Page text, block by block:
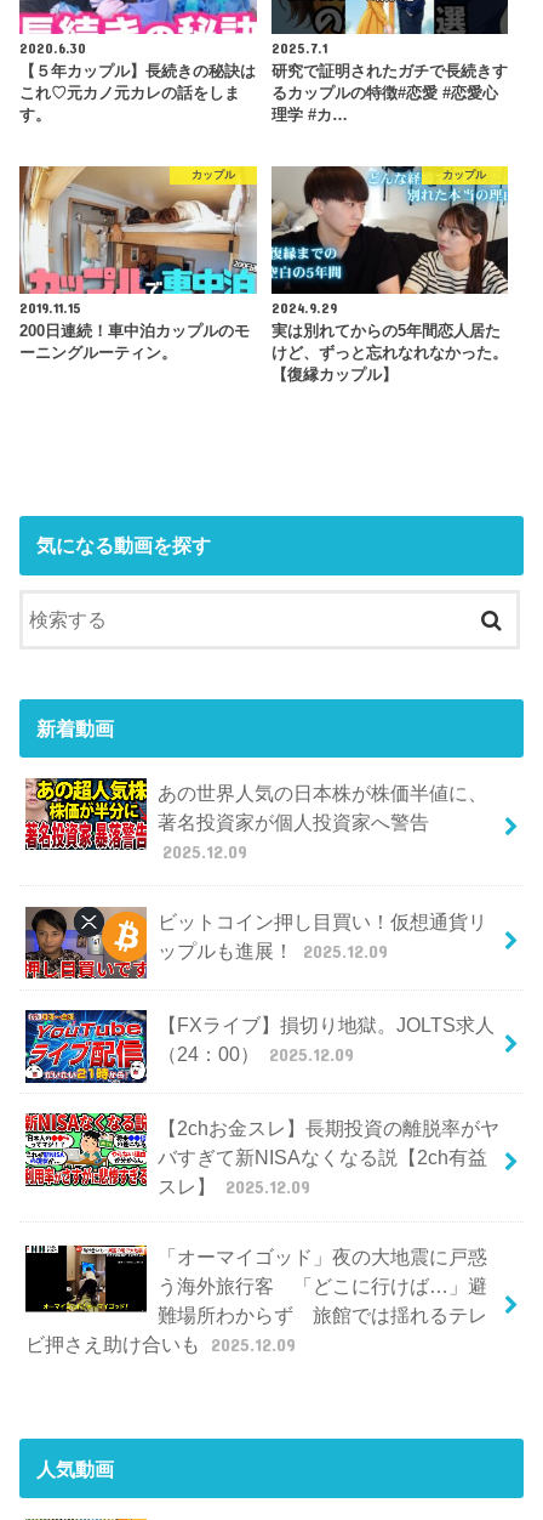
2020.6.30
【５年カップル】長続きの秘訣は
これ♡元カノ元カレの話をしま
す。
2025.7.1
研究で証明されたガチで長続きす
るカップルの特徴#恋愛 #恋愛心
理学 #カ…
カップル
2019.11.15
200日連続！車中泊カップルのモ
ーニングルーティン。
カップル
2024.9.29
実は別れてからの5年間恋人居た
けど、ずっと忘れなれなかった。
【復縁カップル】
気になる動画を探す
新着動画
あの世界人気の日本株が株価半値に、
著名投資家が個人投資家へ警告
2025.12.09
ビットコイン押し目買い！仮想通貨リ
ップルも進展！
2025.12.09
【FXライブ】損切り地獄。JOLTS求人
（24：00）
2025.12.09
【2chお金スレ】長期投資の離脱率がヤ
バすぎて新NISAなくなる説【2ch有益
スレ】
2025.12.09
「オーマイゴッド」夜の大地震に戸惑
う海外旅行客 「どこに行けば…」避
難場所わからず 旅館では揺れるテレ
ビ押さえ助け合いも
2025.12.09
人気動画